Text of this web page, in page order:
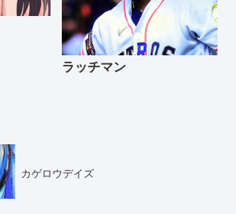
ラッチマン
カゲロウデイズ